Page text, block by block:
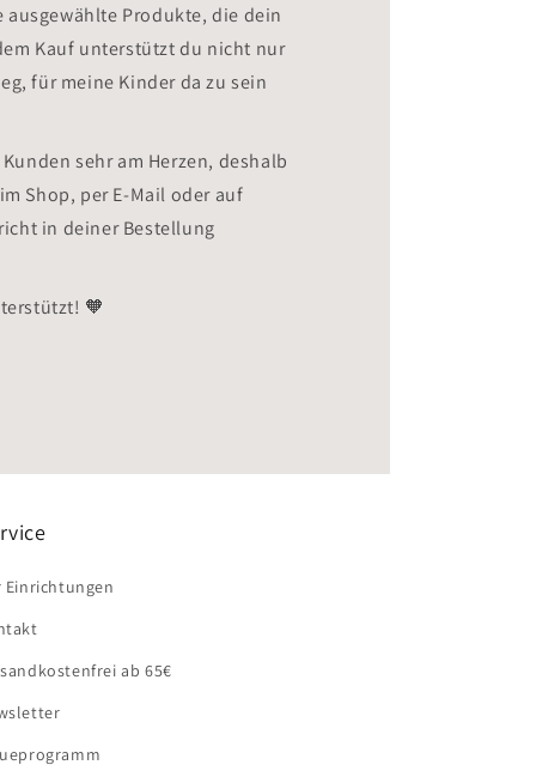
Produkte, die dein
Kauf unterstützt du nicht nur
für meine Kinder da zu sein
sehr am Herzen, deshalb
Shop, per E-Mail oder auf
in deiner Bestellung
🧡
Einrichtungen
ab 65€